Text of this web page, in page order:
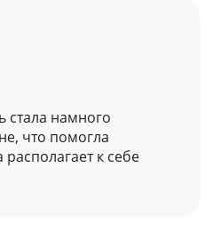
стала намного
что помогла
к себе